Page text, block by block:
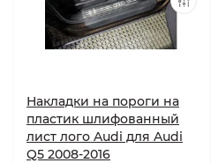
Накладки на пороги на
пластик шлифованный
лист лого Audi для Audi
Q5 2008-2016